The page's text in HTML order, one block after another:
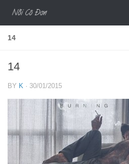
Skip to content
14
14
BY K · 30/01/2015